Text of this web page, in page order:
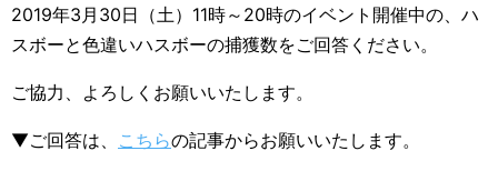
2019年3月30日（土）11時～20時のイベント開催中の、ハ
スボーと色違いハスボーの捕獲数をご回答ください。
ご協力、よろしくお願いいたします。
▼ご回答は、 こちらの記事からお願いいたします。